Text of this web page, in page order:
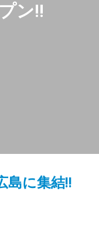
ン!!
島に集結!!